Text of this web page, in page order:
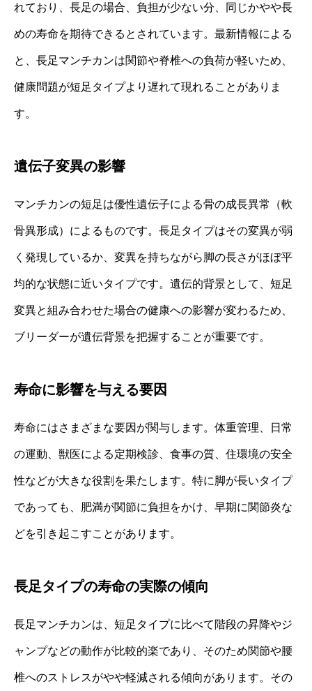
れており、長足の場合、負担が少ない分、同じかやや長
めの寿命を期待できるとされています。最新情報による
と、長足マンチカンは関節や脊椎への負荷が軽いため、
健康問題が短足タイプより遅れて現れることがありま
す。
遺伝子変異の影響
マンチカンの短足は優性遺伝子による骨の成長異常（軟
骨異形成）によるものです。長足タイプはその変異が弱
く発現しているか、変異を持ちながら脚の長さがほぼ平
均的な状態に近いタイプです。遺伝的背景として、短足
変異と組み合わせた場合の健康への影響が変わるため、
ブリーダーが遺伝背景を把握することが重要です。
寿命に影響を与える要因
寿命にはさまざまな要因が関与します。体重管理、日常
の運動、獣医による定期検診、食事の質、住環境の安全
性などが大きな役割を果たします。特に脚が長いタイプ
であっても、肥満が関節に負担をかけ、早期に関節炎な
どを引き起こすことがあります。
長足タイプの寿命の実際の傾向
長足マンチカンは、短足タイプに比べて階段の昇降やジ
ャンプなどの動作が比較的楽であり、そのため関節や腰
椎へのストレスがやや軽減される傾向があります。その